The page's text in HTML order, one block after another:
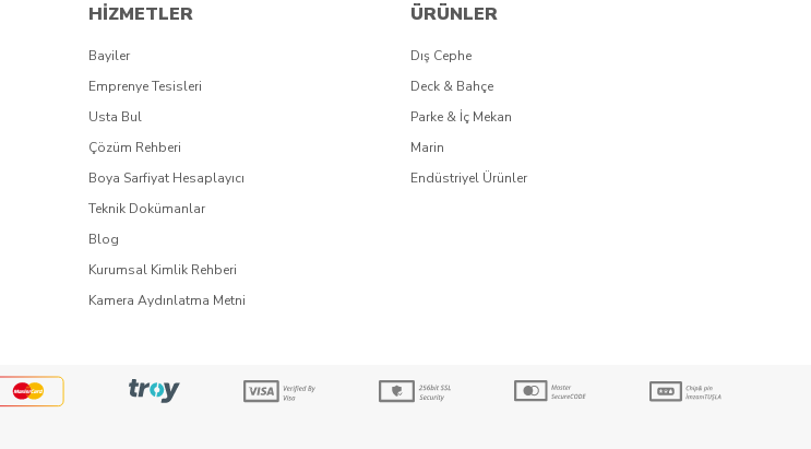
HİZMETLER
Bayiler
Emprenye Tesisleri
Usta Bul
Çözüm Rehberi
Boya Sarfiyat Hesaplayıcı
Teknik Dokümanlar
Blog
Kurumsal Kimlik Rehberi
Kamera Aydınlatma Metni
ÜRÜNLER
Dış Cephe
Deck & Bahçe
Parke & İç Mekan
Marin
Endüstriyel Ürünler